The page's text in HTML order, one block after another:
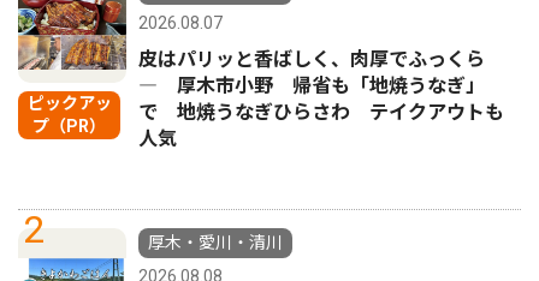
ピックアッ
プ（PR）
2026.08.07
皮はパリッと香ばしく、肉厚でふっくら
― 厚木市小野 帰省も「地焼うなぎ」
で 地焼うなぎひらさわ テイクアウトも
人気
2
厚木・愛川・清川
2026.08.08